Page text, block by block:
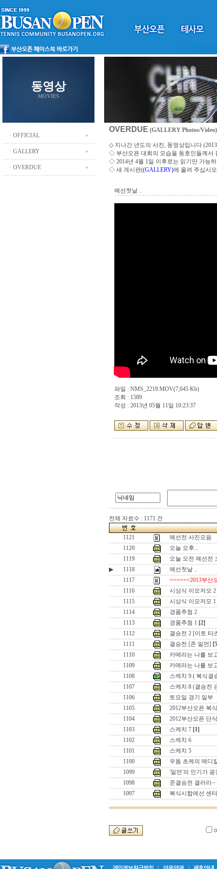
동영상
MOVIES
ㆍOFFICIAL
ㆍGALLERY
ㆍOVERDUE
OVERDUE (GALLERY Photos/Video)
◇ 지나간 년도의 사진, 동영상입니다
◇ 부산오픈 대회의 모습을 동호인들께서
◇ 2014년 4월 1일 이후로는 읽기만 가능
◇ 새 게시판((GALLERY)에 올려 주십시오
예선첫날 ..
파일 : NMS_2219.MOV(7,045 Kb)
조회 : 1589
작성 : 2013년 05월 11일 10:23:37
전체 자료수 : 1171 건
1121
예선전 사진모음
1120
오늘 오후...
1119
오늘 오전 예선전
▶
1118
예선첫날 ..
1117
======2013부산
1116
시상식 이모저모 2
1115
시상식 이모저모 1
1114
경품추첨 2
1113
경품추첨 1 [2]
1112
결승전 2 [이토 타
1111
결승전 [존 밀먼]
1110
카메라는 나를 보
1109
카메라는 나를 보
1108
스케치 9 ( 복식결
1107
스케치 8 (결승전
1106
토요일 경기 일부
1105
2012부산오픈 복
1104
2012부산오픈 단
1103
스케치 7 [1]
1102
스케치 6
1101
스케치 5
1100
우돔 초케의 메디
1099
'밀먼'의 인기가 굉
1098
준결승전 갤러리~
1097
복식시합에선 센